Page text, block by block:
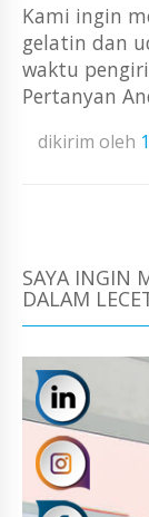
Kami ingin
gelatin dan
waktu
Pertanyan
dikirim oleh
SAYA INGIN
DALAM